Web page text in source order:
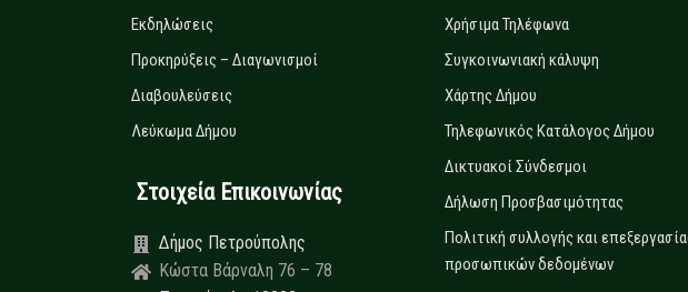
Εκδηλώσεις
Προκηρύξεις – Διαγωνισμοί
Διαβουλεύσεις
Λεύκωμα Δήμου
Στοιχεία Επικοινωνίας
Δήμος Πετρούπολης
Κώστα Βάρναλη 76 – 78
Χρήσιμα Τηλέφωνα
Συγκοινωνιακή κάλυψη
Χάρτης Δήμου
Τηλεφωνικός Κατάλογος Δήμου
Δικτυακοί Σύνδεσμοι
Δήλωση Προσβασιμότητας
Πολιτική συλλογής και
προσωπικών δεδομένων